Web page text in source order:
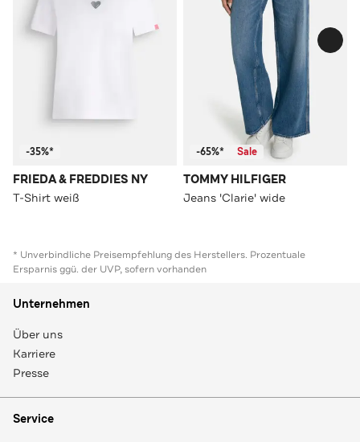
-35%*
FRIEDA & FREDDIES NY
T-Shirt weiß
-65%* Sale
TOMMY HILFIGER
Jeans 'Clarie' wide
* Unverbindliche Preisempfehlung des Herstellers. Prozentuale
Ersparnis ggü. der UVP, sofern vorhanden
Unternehmen
Über uns
Karriere
Presse
Service